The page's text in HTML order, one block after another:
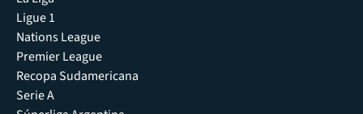
Ligue 1
Nations League
Premier League
Recopa Sudamericana
Serie A